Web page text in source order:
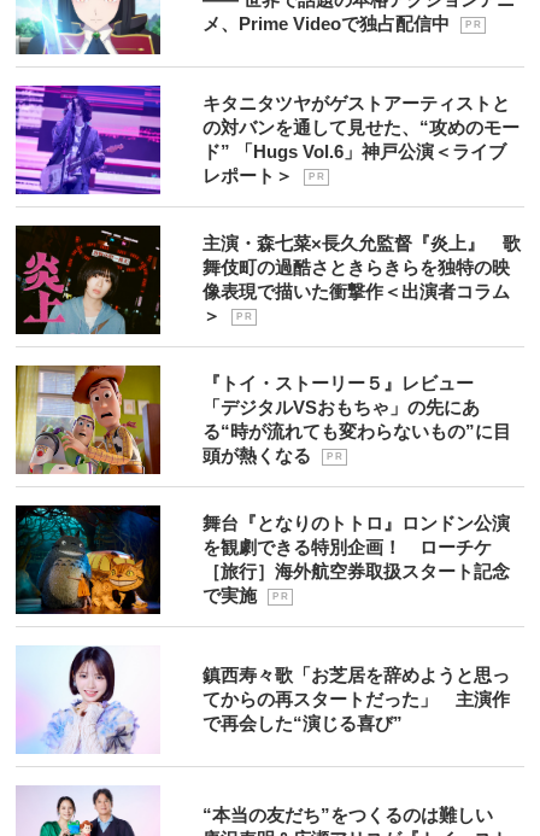
メ、Prime Videoで独占配信中
P R
キタニタツヤがゲストアーティストと
の対バンを通して見せた、“攻めのモー
ド” 「Hugs Vol.6」神戸公演＜ライブ
レポート＞
P R
主演・森七菜×長久允監督『炎上』 歌
舞伎町の過酷さときらきらを独特の映
像表現で描いた衝撃作＜出演者コラム
＞
P R
『トイ・ストーリー５』レビュー
「デジタルVSおもちゃ」の先にあ
る“時が流れても変わらないもの”に目
頭が熱くなる
P R
舞台『となりのトトロ』ロンドン公演
を観劇できる特別企画！ ローチケ
［旅行］海外航空券取扱スタート記念
で実施
P R
鎮西寿々歌「お芝居を辞めようと思っ
てからの再スタートだった」 主演作
で再会した“演じる喜び”
“本当の友だち”をつくるのは難しい